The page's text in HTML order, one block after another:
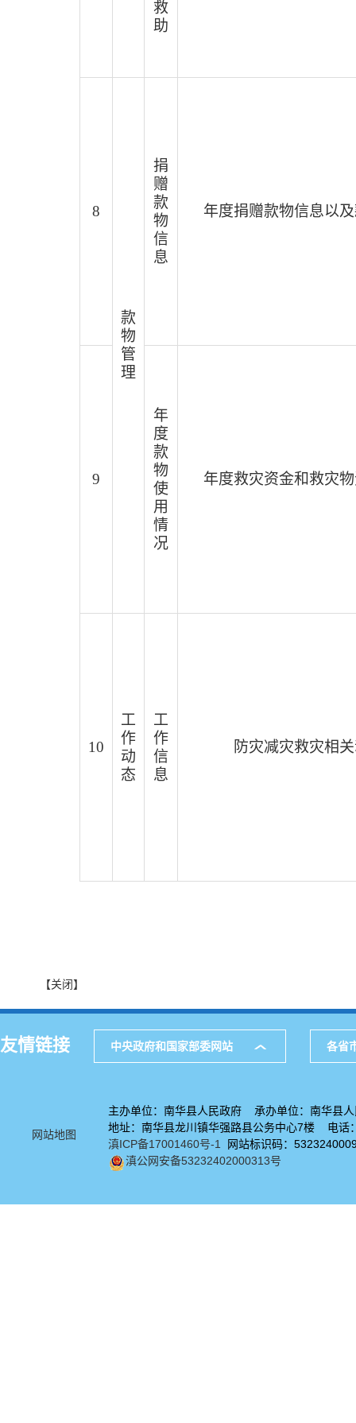
救
助
8
款
物
管
理
捐
赠
款
物
信
息
年度捐赠款物信息以
9
年
度
款
物
使
用
情
况
年度救灾资金和救灾
10
工
作
动
态
工
作
信
息
防灾减灾救灾相
【关闭】
友情链接 中央政府和国家部委网站 各省
网站地图
主办单位：南华县人民政府 承办单位：南华县人
地址：南华县龙川镇华强路县公务中心7楼 电
滇ICP备17001460号-1
网站标识码：
滇公网安备53232402000313号